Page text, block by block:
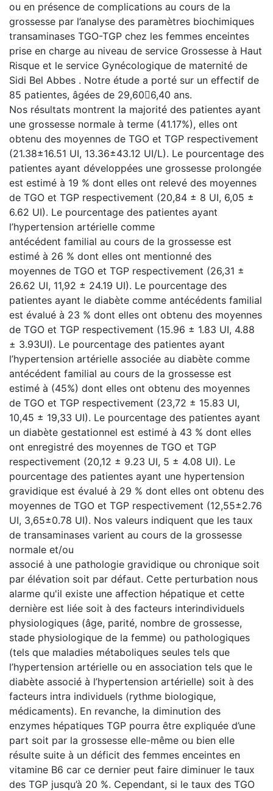
ou en présence de complications au cours de la
grossesse par l’analyse des paramètres biochimiques
transaminases TGO-TGP chez les femmes enceintes
prise en charge au niveau de service Grossesse à Haut
Risque et le service Gynécologique de maternité de
Sidi Bel Abbes . Notre étude a porté sur un effectif de
85 patientes, âgées de 29,606,40 ans.
Nos résultats montrent la majorité des patientes ayant
une grossesse normale à terme (41.17%), elles ont
obtenu des moyennes de TGO et TGP respectivement
(21.38±16.51 UI, 13.36±43.12 UI/L). Le pourcentage des
patientes ayant développées une grossesse prolongée
est estimé à 19 % dont elles ont relevé des moyennes
de TGO et TGP respectivement (20,84 ± 8 UI, 6,05 ±
6.62 UI). Le pourcentage des patientes ayant
l’hypertension artérielle comme
antécédent familial au cours de la grossesse est
estimé à 26 % dont elles ont mentionné des
moyennes de TGO et TGP respectivement (26,31 ±
26.62 UI, 11,92 ± 24.19 UI). Le pourcentage des
patientes ayant le diabète comme antécédents familial
est évalué à 23 % dont elles ont obtenu des moyennes
de TGO et TGP respectivement (15.96 ± 1.83 UI, 4.88
± 3.93UI). Le pourcentage des patientes ayant
l’hypertension artérielle associée au diabète comme
antécédent familial au cours de la grossesse est
estimé à (45%) dont elles ont obtenu des moyennes
de TGO et TGP respectivement (23,72 ± 15.83 UI,
10,45 ± 19,33 UI). Le pourcentage des patientes ayant
un diabète gestationnel est estimé à 43 % dont elles
ont enregistré des moyennes de TGO et TGP
respectivement (20,12 ± 9.23 UI, 5 ± 4.08 UI). Le
pourcentage des patientes ayant une hypertension
gravidique est évalué à 29 % dont elles ont obtenu des
moyennes de TGO et TGP respectivement (12,55±2.76
UI, 3,65±0.78 UI). Nos valeurs indiquent que les taux
de transaminases varient au cours de la grossesse
normale et/ou
associé à une pathologie gravidique ou chronique soit
par élévation soit par défaut. Cette perturbation nous
alarme qu'il existe une affection hépatique et cette
dernière est liée soit à des facteurs interindividuels
physiologiques (âge, parité, nombre de grossesse,
stade physiologique de la femme) ou pathologiques
(tels que maladies métaboliques seules tels que
l’hypertension artérielle ou en association tels que le
diabète associé à l’hypertension artérielle) soit à des
facteurs intra individuels (rythme biologique,
médicaments). En revanche, la diminution des
enzymes hépatiques TGP pourra être expliquée d’une
part soit par la grossesse elle-même ou bien elle
résulte suite à un déficit des femmes enceintes en
vitamine B6 car ce dernier peut faire diminuer le taux
des TGP jusqu’à 20 %. Cependant, si le taux des TGO